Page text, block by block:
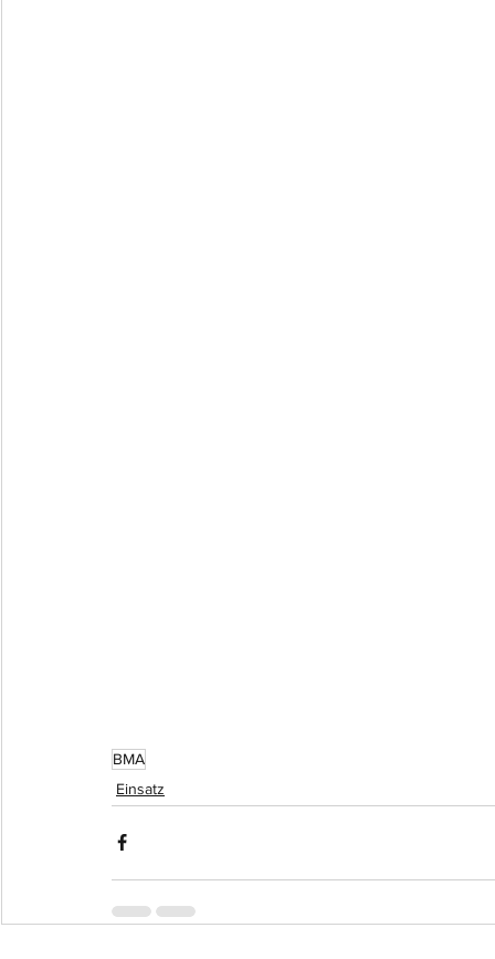
BMA
Einsatz